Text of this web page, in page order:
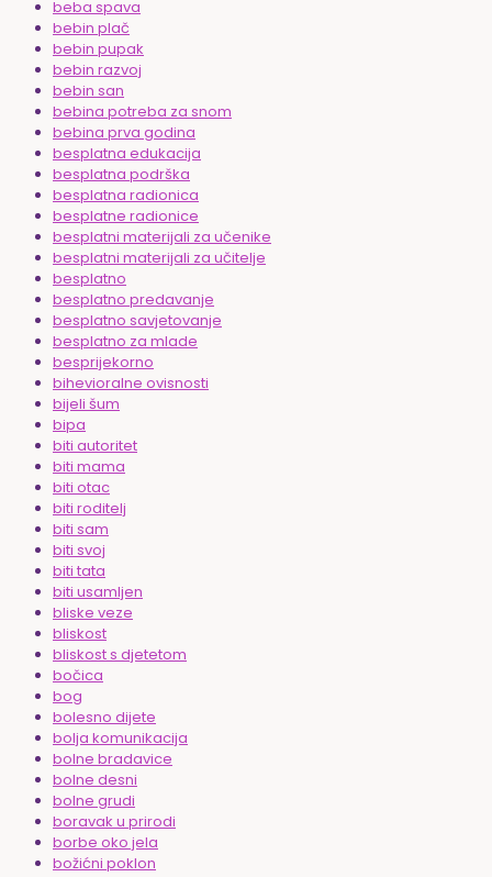
beba spava
bebin plač
bebin pupak
bebin razvoj
bebin san
bebina potreba za snom
bebina prva godina
besplatna edukacija
besplatna podrška
besplatna radionica
besplatne radionice
besplatni materijali za učenike
besplatni materijali za učitelje
besplatno
besplatno predavanje
besplatno savjetovanje
besplatno za mlade
besprijekorno
bihevioralne ovisnosti
bijeli šum
bipa
biti autoritet
biti mama
biti otac
biti roditelj
biti sam
biti svoj
biti tata
biti usamljen
bliske veze
bliskost
bliskost s djetetom
bočica
bog
bolesno dijete
bolja komunikacija
bolne bradavice
bolne desni
bolne grudi
boravak u prirodi
borbe oko jela
božićni poklon